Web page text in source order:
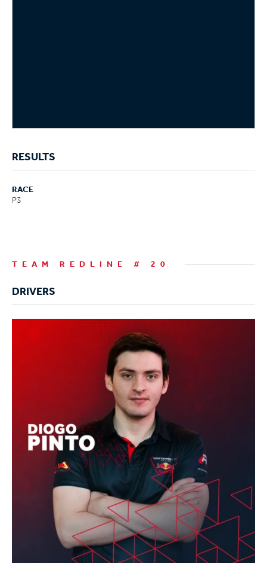
RESULTS
RACE
P3
TEAM REDLINE # 20
DRIVERS